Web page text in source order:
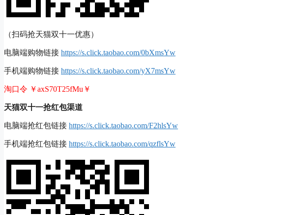
（扫码抢天猫双十一优惠）
电脑端购物链接 https://s.click.taobao.com/0bXmsYw
手机端购物链接 https://s.click.taobao.com/yX7msYw
淘口令 ￥axS70T25fMu￥
天猫双十一抢红包渠道
电脑端抢红包链接 https://s.click.taobao.com/F2hlsYw
手机端抢红包链接 https://s.click.taobao.com/qzflsYw